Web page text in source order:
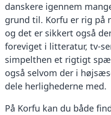
danskere igennem
grund til. Korfu er rig på
og det er sikkert også
foreviget i litteratur, tv-
simpelthen et rigtigt
også selvom der i
dele herlighederne med.
På Korfu kan du både